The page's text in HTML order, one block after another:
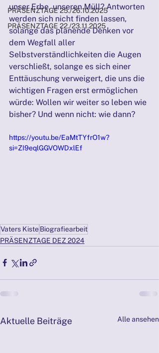
PRÄSENZTAGE 25./26.10.2025
PRÄSENZTAGE 22./23.11.2025
unser Erbe, unseren Müll? Antworten
werden sich nicht finden lassen,
solange das planende Denken vor
dem Wegfall aller
Selbstverständlichkeiten die Augen
verschließt, solange es sich einer
Enttäuschung verweigert, die uns die
wichtigen Fragen erst ermöglichen
würde: Wollen wir weiter so leben wie
bisher? Und wenn nicht: wie dann?
https://youtu.be/EaMtTYfrO1w?
si=ZI9eqlGGVOWDxlEf
Vaters KisteBiografiearbeit
PRÄSENZTAGE DEZ 2024
Aktuelle Beiträge Alle ansehen